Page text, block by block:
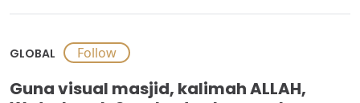
GLOBAL
Guna visual masjid, kalimah ALLAH,